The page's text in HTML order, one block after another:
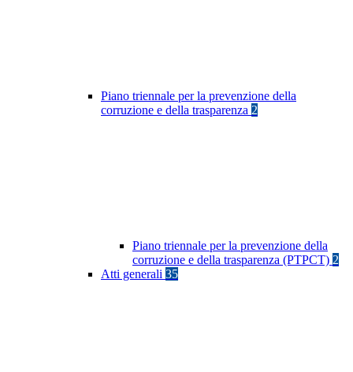
Piano triennale per la prevenzione della
corruzione e della trasparenza 2
Piano triennale per la prevenzione della
corruzione e della trasparenza (PTPCT) 2
Atti generali 35